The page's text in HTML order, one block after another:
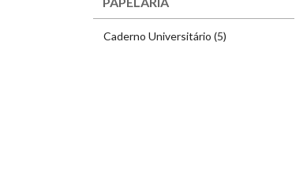
Caderno Universitário (5)